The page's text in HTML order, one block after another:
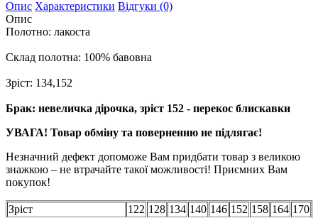
Опис Характеристики Відгуки (0)
Опис
Полотно: лакоста
Склад полотна: 100% бавовна
Зріст: 134,152
Брак: невеличка дірочка, зріст 152 - перекос блискавки
УВАГА! Товар обміну та поверненню не підлягає!
Незначний дефект допоможе Вам придбати товар з великою
знажкою – не втрачайте такої можливості! Приємних Вам
покупок!
Зріст 122 128 134 140 146 152 158 164 170